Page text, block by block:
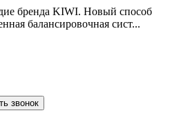
бренда KIWI. Новый способ
балансировочная сист...
звонок